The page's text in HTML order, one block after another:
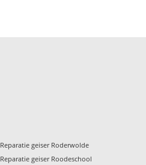
Reparatie geiser Roderwolde
Reparatie geiser Roodeschool